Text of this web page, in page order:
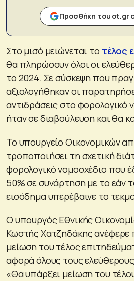
Προσθήκη του ot.gr
Στο μισό μειώνεται το τέλος
θα πληρώσουν όλοι οι
το 2024. Σε σύσκεψη που
αξιολογήθηκαν οι
αντιδράσεις στο φορολογικό
ήταν σε διαβούλευση και θα
Το υπουργείο Οικονομικών
τροποποιήσει τη σχετική
φορολογικό νομοσχέδιο που
50% σε συνάρτηση με το εάν
εισόδημα υπερέβαινε το
Ο υπουργός Εθνικής
Κωστής Χατζηδάκης ανέφερε
μείωση του τέλος
αφορά όλους τους
«Θα υπάρξει μείωση του